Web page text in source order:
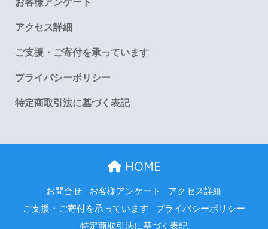
アクセス詳細
ご支援・ご寄付を承っています
プライバシーポリシー
特定商取引法に基づく表記
HOME
お問合せ お客様アンケート
アクセス詳細
ご支援・ご寄付を承っています
プライバシーポリシー
特定商取引法に基づく表記